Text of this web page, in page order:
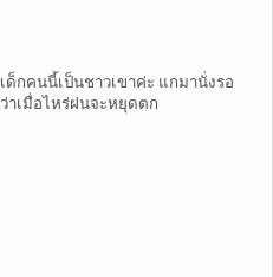
เด็กคนนี้เป็นชาวเขาค่ะ แกมานั่งรอ
ว่าเมื่อไหร่ฝนจะหยุดตก